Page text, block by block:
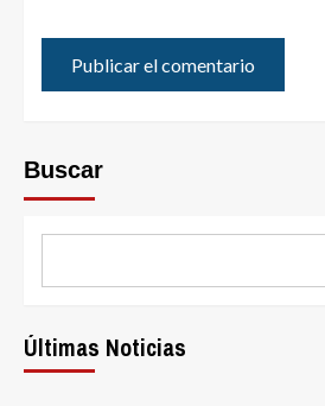
Buscar
Últimas Noticias